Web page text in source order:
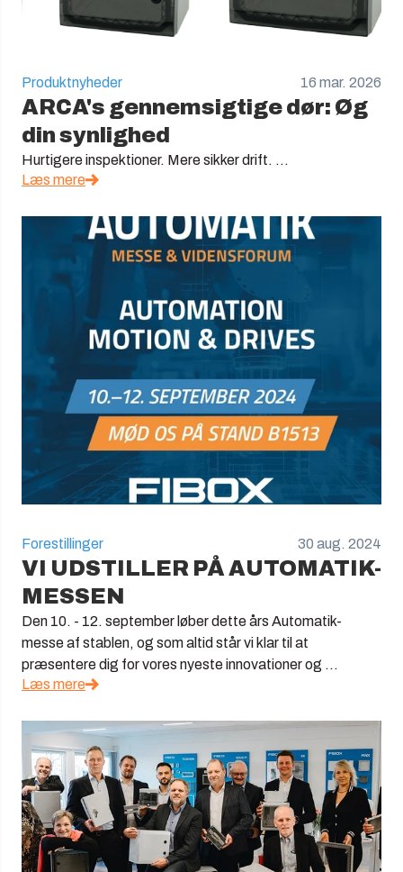
Produktnyheder 16 mar. 2026
ARCA's gennemsigtige dør: Øg
din synlighed
Hurtigere inspektioner. Mere sikker drift. ...
Læs mere
Forestillinger 30 aug. 2024
VI UDSTILLER PÅ AUTOMATIK-
MESSEN
Den 10. - 12. september løber dette års Automatik-
messe af stablen, og som altid står vi klar til at
præsentere dig for vores nyeste innovationer og ...
Læs mere